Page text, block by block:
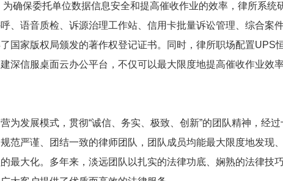
确保委托单位数据信息安全和提高催收作业的效率，律所系统
、语音质检、诉源治理工作站、信用卡批量诉讼管理、综合案
国家版权局颁发的著作权登记证书。同时，律所职场配置UPS
深信服桌面云办公平台，不仅可以最大限度地提高催收作业效
为发展模式，贯彻“诚信、务实、极致、创新”的团队精神，经
范严谨、团结一致的律师团队，团队成员均能最大限度地发现
最大化。多年来，淡远团队以扎实的法律功底、娴熟的法律技